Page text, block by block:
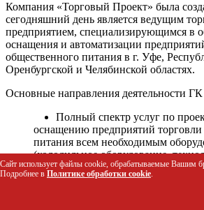
Компания «Торговый Проект» была
сегодняшний день является ведущим
предприятием, специализирующимся в
оснащения и автоматизации
общественного питания в г. Уфе,
Оренбургской и Челябинской областях.
Основные направления деятельности
Полный спектр услуг по
оснащению предприятий
питания всем необходимым
(холодильное оборудование,
оборудование, стеллажное
Автоматизация торговых
Сайт использует файлы cookie, обрабатываемые Вашим
Подробнее в Политике обработки cookie.